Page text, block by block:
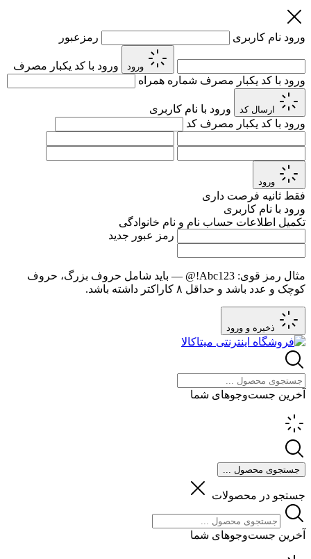
ورود نام کاربری رمزعبور
ورود
ورود با کد یکبار مصرف
ورود با کد یکبار مصرف شماره همراه
ارسال کد
ورود با نام کاربری
ورود با کد یکبار مصرف کد
ورود
فقط ثانیه فرصت داری
ورود با نام کاربری
تکمیل اطلاعات حساب نام و نام خانوادگی
رمز عبور جدید
مثال رمز قوی: Abc123!@
— باید شامل حروف بزرگ، حروف
کوچک و عدد باشد و حداقل ۸ کاراکتر داشته باشد.
ذخیره و ورود
آخرین جست‌وجوهای شما
جستجوی محصول ...
جستجو در محصولات
آخرین جست‌وجوهای شما